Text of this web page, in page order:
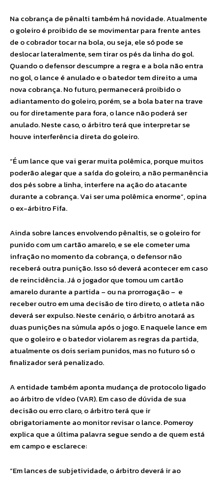
Na cobrança de pênalti também há novidade. Atualmente
o goleiro é proibido de se movimentar para frente antes
de o cobrador tocar na bola, ou seja, ele só pode se
deslocar lateralmente, sem tirar os pés da linha do gol.
Quando o defensor descumpre a regra e a bola não entra
no gol, o lance é anulado e o batedor tem direito a uma
nova cobrança. No futuro, permanecerá proibido o
adiantamento do goleiro, porém, se a bola bater na trave
ou for diretamente para fora, o lance não poderá ser
anulado. Neste caso, o árbitro terá que interpretar se
houve interferência direta do goleiro.
“É um lance que vai gerar muita polêmica, porque muitos
poderão alegar que a saída do goleiro, a não permanência
dos pés sobre a linha, interfere na ação do atacante
durante a cobrança. Vai ser uma polêmica enorme”, opina
o ex-árbitro Fifa.
Ainda sobre lances envolvendo pênaltis, se o goleiro for
punido com um cartão amarelo, e se ele cometer uma
infração no momento da cobrança, o defensor não
receberá outra punição. Isso só deverá acontecer em caso
de reincidência. Já o jogador que tomou um cartão
amarelo durante a partida – ou na prorrogação – e
receber outro em uma decisão de tiro direto, o atleta não
deverá ser expulso. Neste cenário, o árbitro anotará as
duas punições na súmula após o jogo. E naquele lance em
que o goleiro e o batedor violarem as regras da partida,
atualmente os dois seriam punidos, mas no futuro só o
finalizador será penalizado.
A entidade também aponta mudança de protocolo ligado
ao árbitro de vídeo (VAR). Em caso de dúvida de sua
decisão ou erro claro, o árbitro terá que ir
obrigatoriamente ao monitor revisar o lance. Pomeroy
explica que a última palavra segue sendo a de quem está
em campo e esclarece:
“Em lances de subjetividade, o árbitro deverá ir ao